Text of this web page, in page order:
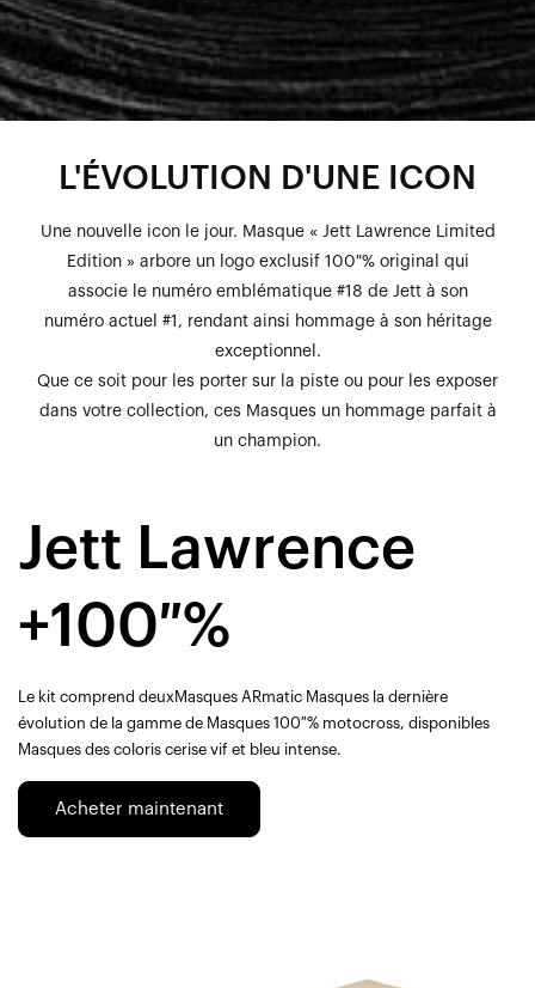
L'ÉVOLUTION D'UNE ICON
Une nouvelle icon le jour. Masque « Jett Lawrence Limited
Edition » arbore un logo exclusif 100 % original qui
associe le numéro emblématique #18 de Jett à son
numéro actuel #1, rendant ainsi hommage à son héritage
exceptionnel.
Que ce soit pour les porter sur la piste ou pour les exposer
dans votre collection, ces Masques un hommage parfait à
un champion.
Jett Lawrence
+100 %
Le kit comprend deuxMasques ARmatic Masques la dernière
évolution de la gamme de Masques 100 % motocross, disponibles
Masques des coloris cerise vif et bleu intense.
Acheter maintenant